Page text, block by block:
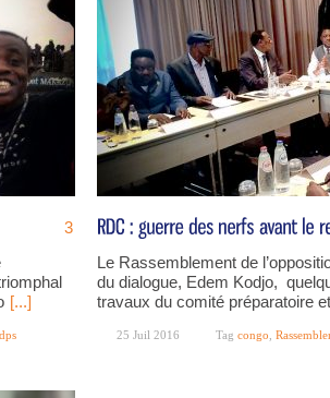
3
[...]
Le Rassemblement de
du dialogue, Edem Kodjo,
travaux du comité préparatoire
25 Juil 2016 Tag congo